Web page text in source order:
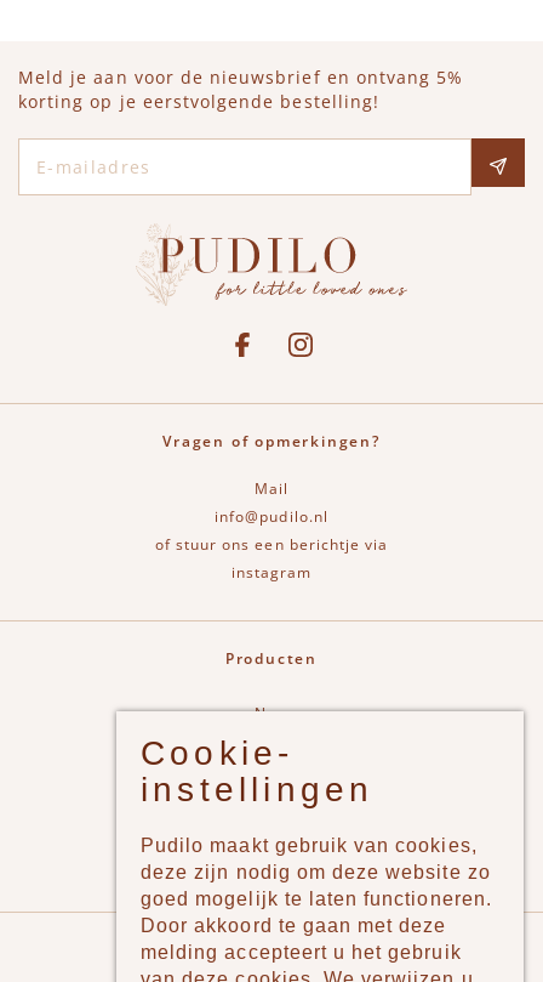
Meld je aan voor de nieuwsbrief en ontvang 5%
korting op je eerstvolgende bestelling!
See our FacebookBekijk onze Instagram pagina
Vragen of opmerkingen?
Mail
info@pudilo.nl
of stuur ons een berichtje via
instagram
Producten
New
Jongens
Meisjes
Merken
Pudilo
Cookie-
instellingen
Pudilo maakt gebruik van cookies,
deze zijn nodig om deze website zo
goed mogelijk te laten functioneren.
Door akkoord te gaan met deze
melding accepteert u het gebruik